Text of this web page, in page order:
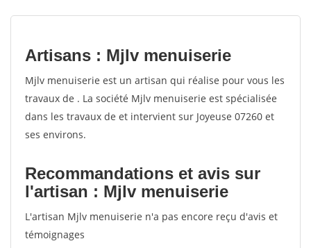
Artisans : Mjlv menuiserie
Mjlv menuiserie est un artisan qui réalise pour vous les
travaux de . La société Mjlv menuiserie est spécialisée
dans les travaux de et intervient sur Joyeuse 07260 et
ses environs.
Recommandations et avis sur
l'artisan : Mjlv menuiserie
L'artisan Mjlv menuiserie n'a pas encore reçu d'avis et
témoignages